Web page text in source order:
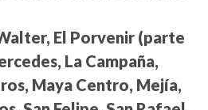
El Porvenir (parte
La Campaña,
Maya Centro, Mejía,